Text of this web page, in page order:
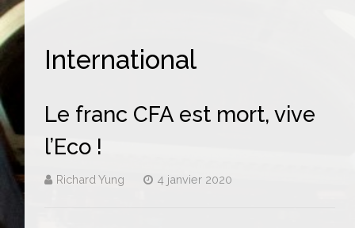
International
Le franc CFA est mort, vive
l’Eco !
Richard Yung 4 janvier 2020